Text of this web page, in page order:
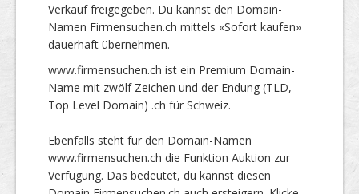
Verkauf freigegeben. Du kannst den Domain-
Namen Firmensuchen.ch mittels «Sofort kaufen»
dauerhaft übernehmen.
www.firmensuchen.ch ist ein Premium Domain-
Name mit zwölf Zeichen und der Endung (TLD,
Top Level Domain) .ch für Schweiz.
Ebenfalls steht für den Domain-Namen
www.firmensuchen.ch die Funktion Auktion zur
Verfügung. Das bedeutet, du kannst diesen